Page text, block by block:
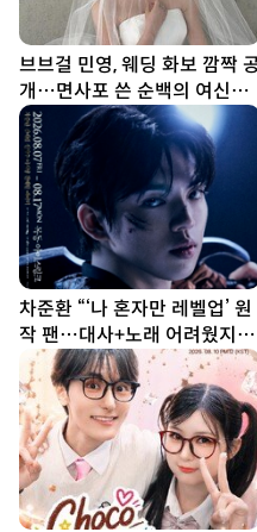
브브걸 민영, 웨딩 화보 깜짝
개…면사포 쓴 순백의 여신
[DA★]
차준환 “‘나 혼자만 레벨업’ 원
작 팬…대사+노래 어려웠지만
연습 多”